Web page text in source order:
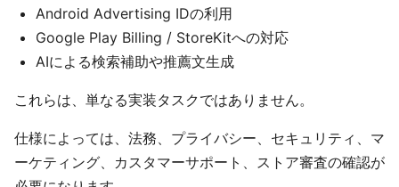
Android Advertising IDの利用
Google Play Billing / StoreKitへの対応
AIによる検索補助や推薦文生成
これらは、単なる実装タスクではありません。
仕様によっては、法務、プライバシー、セキュリティ、マ
ーケティング、カスタマーサポート、ストア審査の確認が